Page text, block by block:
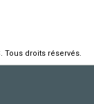
Tous droits réservés.